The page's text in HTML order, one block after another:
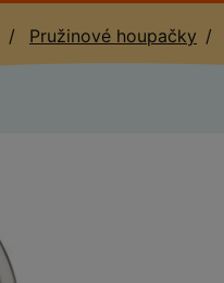
Pružinové houpačky